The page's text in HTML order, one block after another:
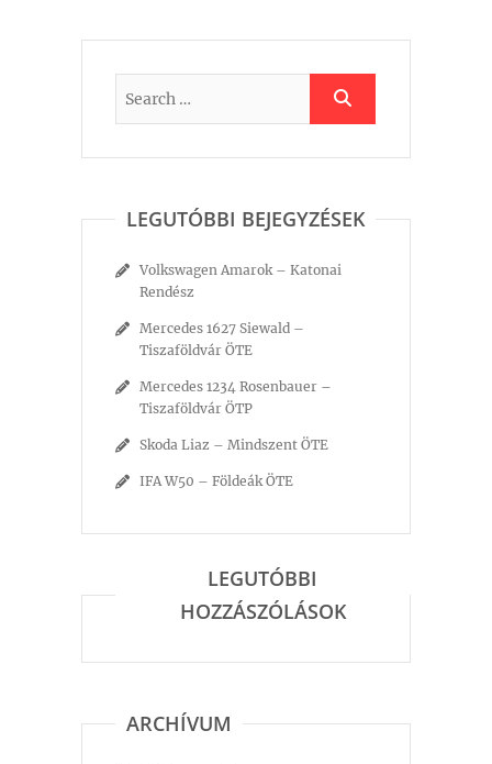
LEGUTÓBBI BEJEGYZÉSEK
Volkswagen Amarok – Katonai
Rendész
Mercedes 1627 Siewald –
Tiszaföldvár ÖTE
Mercedes 1234 Rosenbauer –
Tiszaföldvár ÖTP
Skoda Liaz – Mindszent ÖTE
IFA W50 – Földeák ÖTE
LEGUTÓBBI
HOZZÁSZÓLÁSOK
ARCHÍVUM